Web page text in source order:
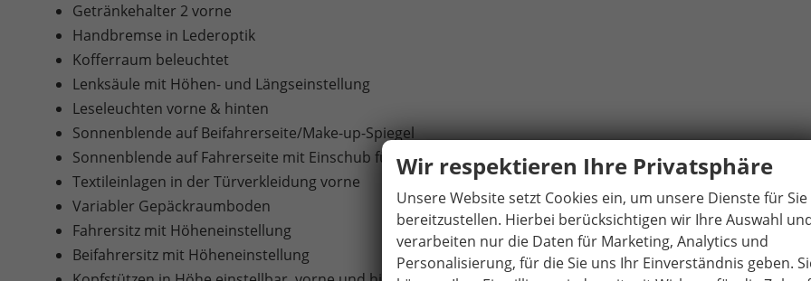
Getränkehalter 2 vorne
Handbremse in Lederoptik
Kofferraum beleuchtet
Lenksäule mit Höhen- und Längseinstellung
Leseleuchten vorne & hinten
Sonnenblende auf Beifahrerseite/Make-up-Spiegel
Sonnenblende auf Fahrerseite mit Einschub für Parkscheibe/Make-up-Spiegel
Textileinlagen in der Türverkleidung vorne
Variabler Gepäckraumboden
Fahrersitz mit Höheneinstellung
Beifahrersitz mit Höheneinstellung
Wir respektieren Ihre Privatsphäre
Unsere Website setzt Cookies ein, um unsere Dienste für Sie
bereitzustellen. Hierbei berücksichtigen wir Ihre Auswahl
verarbeiten nur die Daten für Marketing, Analytics und
Personalisierung, für die Sie uns Ihr Einverständnis geben.